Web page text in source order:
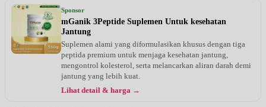
Sponsor
mGanik 3Peptide Suplemen Untuk kesehatan
Jantung
Suplemen alami yang diformulasikan khusus dengan tiga
peptida premium untuk menjaga kesehatan jantung,
mengontrol kolesterol, serta melancarkan aliran darah demi
jantung yang lebih kuat.
Lihat detail & harga →